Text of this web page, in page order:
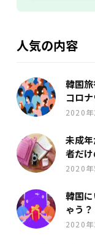
人気の内容
韓国
コロ
2020年
未成
者だ
2020年
韓国
ゃう？
2020年